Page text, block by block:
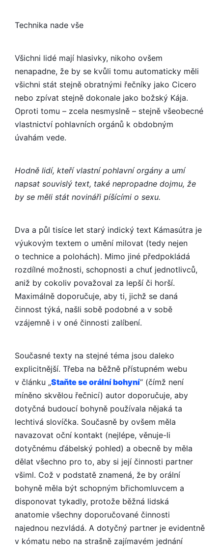
Technika nade vše
Všichni lidé mají hlasivky, nikoho ovšem
nenapadne, že by se kvůli tomu automaticky měli
všichni stát stejně obratnými řečníky jako Cicero
nebo zpívat stejně dokonale jako božský Kája.
Oproti tomu – zcela nesmyslně – stejně všeobecné
vlastnictví pohlavních orgánů k obdobným
úvahám vede.
Hodně lidí, kteří vlastní pohlavní orgány a umí
napsat souvislý text, také nepropadne dojmu, že
by se měli stát novináři píšícími o sexu.
Dva a půl tisíce let starý indický text Kámasútra je
výukovým textem o umění milovat (tedy nejen
o technice a polohách). Mimo jiné předpokládá
rozdílné možnosti, schopnosti a chuť jednotlivců,
aniž by cokoliv považoval za lepší či horší.
Maximálně doporučuje, aby ti, jichž se daná
činnost týká, našli sobě podobné a v sobě
vzájemně i v oné činnosti zalíbení.
Současné texty na stejné téma jsou daleko
explicitnější. Třeba na běžně přístupném webu
v článku „Staňte se orální bohyní“ (čímž není
míněno skvělou řečnicí) autor doporučuje, aby
dotyčná budoucí bohyně používala nějaká ta
lechtivá slovíčka. Současně by ovšem měla
navazovat oční kontakt (nejlépe, věnuje-li
dotyčnému ďábelský pohled) a obecně by měla
dělat všechno pro to, aby si její činnosti partner
všiml. Což v podstatě znamená, že by orální
bohyně měla být schopným břichomluvcem a
disponovat tykadly, protože běžná lidská
anatomie všechny doporučované činnosti
najednou nezvládá. A dotyčný partner je evidentně
v kómatu nebo na strašně zajímavém jednání